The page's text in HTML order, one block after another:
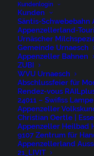
Kundenlogin
Kunden
Säntis-Schwebebahn
Appenzellerland-
Urnäscher
Gemeinde Urnaesch
Appenzeller Bahnen
ZUBI
WVU Urnaesch
Abschlussfeier für
Rendez-vous
24011 – Swifiss
Appenzeller
Christian Oertle |
Appenzeller Heilbad
9107 Zentrum für
Appenzellerland
21_LIVIT
People on
Arbeiter, Art,
Mann,
Photography
by